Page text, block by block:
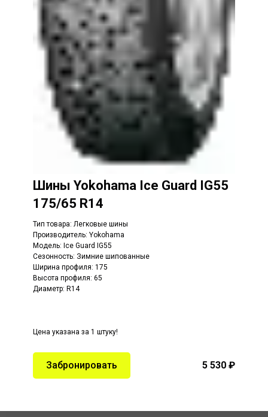
Шины Yokohama Ice Guard IG55
175/65 R14
Тип товара: Легковые шины
Производитель: Yokohama
Модель: Ice Guard IG55
Сезонность: Зимние шипованные
Ширина профиля: 175
Высота профиля: 65
Диаметр: R14
Цена указана за 1 штуку!
Забронировать 5 530 ₽